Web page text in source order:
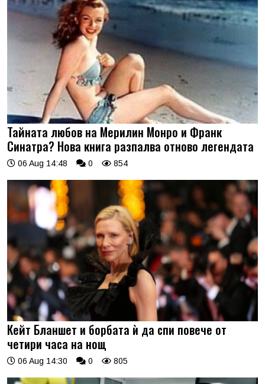
Тайната любов на Мерилин Монро и Франк
Синатра? Нова книга разпалва отново легендата
06 Aug 14:48 0 854
Кейт Бланшет и борбата ѝ да спи повече от
четири часа на нощ
06 Aug 14:30 0 805